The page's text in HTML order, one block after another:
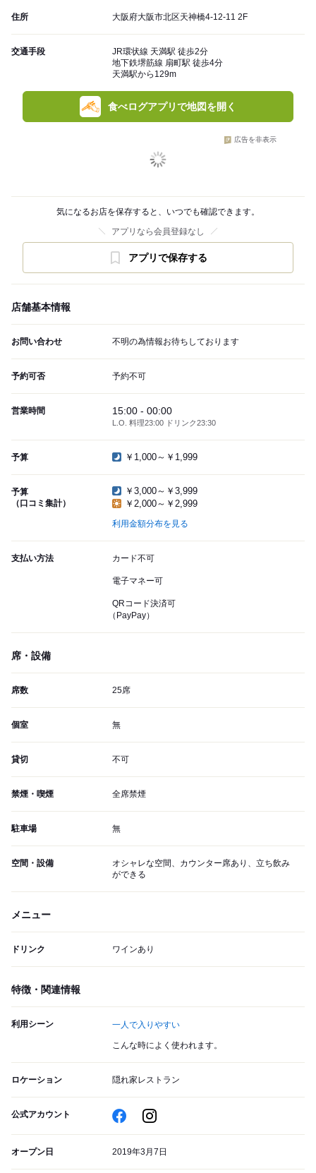
住所 大阪府大阪市北区天神橋4-12-11 2F
交通手段
JR環状線 天満駅 徒歩2分
地下鉄堺筋線 扇町駅 徒歩4分
天満駅から129m
食べログアプリで地図を開く
広告を非表示
気になるお店を保存すると、いつでも確認できます。
アプリなら会員登録なし
アプリで保存する
店舗基本情報
お問い合わせ 不明の為情報お待ちしております
予約可否 予約不可
営業時間 15:00 - 00:00
L.O. 料理23:00 ドリンク23:30
予算 ￥1,000～￥1,999
予算
（口コミ集計）
￥3,000～￥3,999
￥2,000～￥2,999
利用金額分布を見る
支払い方法 カード不可
電子マネー可
QRコード決済可
（PayPay）
席・設備
席数 25席
個室 無
貸切 不可
禁煙・喫煙 全席禁煙
駐車場 無
空間・設備
オシャレな空間、カウンター席あり、立ち飲み
ができる
メニュー
ドリンク ワインあり
特徴・関連情報
利用シーン 一人で入りやすい
こんな時によく使われます。
ロケーション 隠れ家レストラン
公式アカウント
オープン日 2019年3月7日